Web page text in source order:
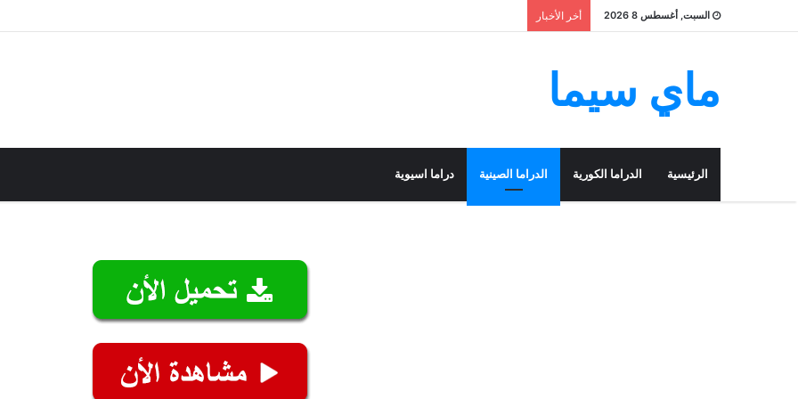
السبت, أغسطس 8 2026 أخر الأخبار
ماي سيما
الرئيسية الدراما الكورية الدراما الصينية دراما اسيوية